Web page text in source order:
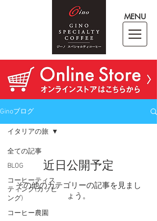
MENU
Ginoブログ
全ての記事
BLOG
コーヒーティス
ティング(カッピ
ング)
コーヒー農園
イタリアの旅
近日公開予定
その他のカテゴリーの記事を見まし
ょう。